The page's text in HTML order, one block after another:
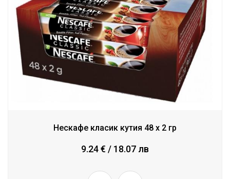
Нескафе класик кутия 48 x 2 гр
9.24 € / 18.07 лв